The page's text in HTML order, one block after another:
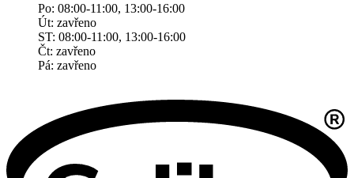
Po: 08:00-11:00, 13:00-16:00
Út: zavřeno
ST: 08:00-11:00, 13:00-16:00
Čt: zavřeno
Pá: zavřeno